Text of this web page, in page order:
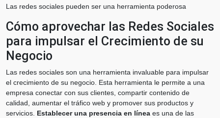
Las redes sociales pueden ser una herramienta poderosa
Cómo aprovechar las Redes Sociales
para impulsar el Crecimiento de su
Negocio
Las redes sociales son una herramienta invaluable para impulsar
el crecimiento de su negocio. Esta herramienta le permite a una
empresa conectar con sus clientes, compartir contenido de
calidad, aumentar el tráfico web y promover sus productos y
servicios. Establecer una presencia en línea es una de las